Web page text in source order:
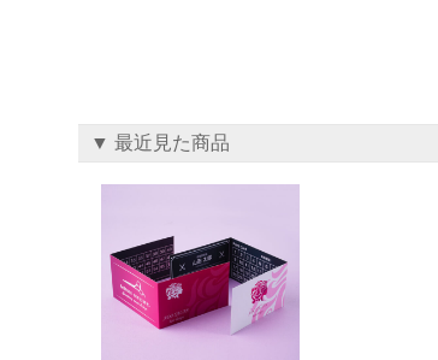
▼ 最近見た商品